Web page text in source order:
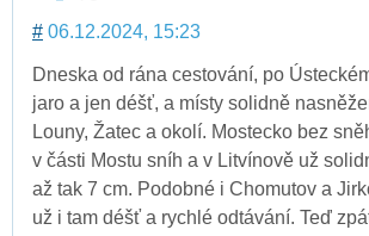
# 06.12.2024, 15:23
Dneska od rána cestování, po
jaro a jen déšť, a místy solidně
Louny, Žatec a okolí. Mostecko bez
v části Mostu sníh a v Litvínově už
až tak 7 cm. Podobné i Chomutov a
už i tam déšť a rychlé odtávání. Teď